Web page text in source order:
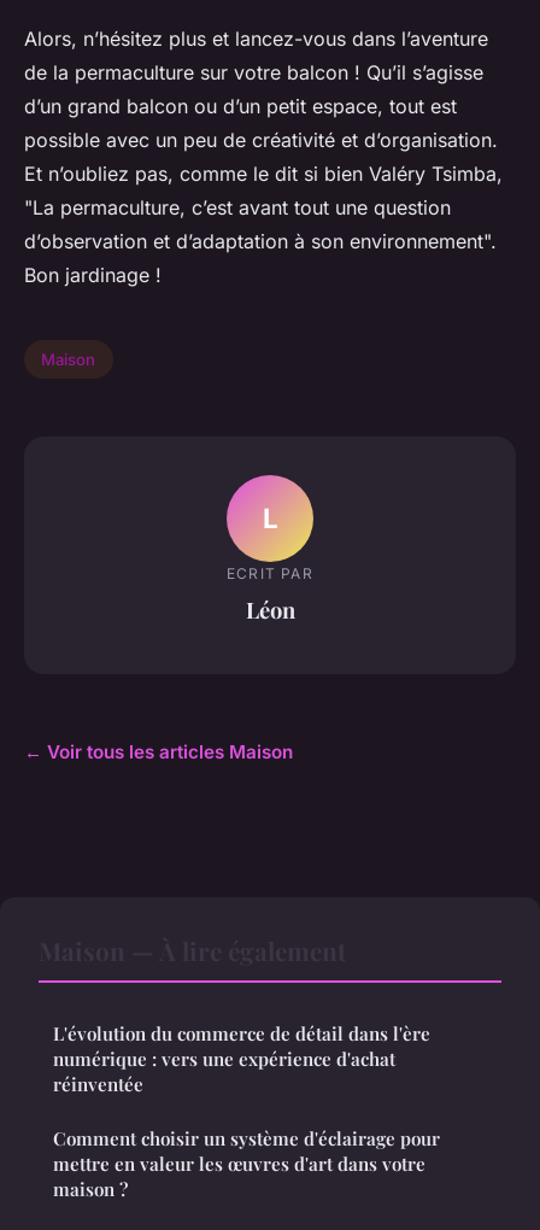
Alors, n’hésitez plus et lancez-vous dans l’aventure
de la permaculture sur votre balcon ! Qu’il s’agisse
d’un grand balcon ou d’un petit espace, tout est
possible avec un peu de créativité et d’organisation.
Et n’oubliez pas, comme le dit si bien Valéry Tsimba,
"La permaculture, c’est avant tout une question
d’observation et d’adaptation à son environnement".
Bon jardinage !
Maison
L
ECRIT PAR
Léon
← Voir tous les articles Maison
L'évolution du commerce de détail dans l'ère
numérique : vers une expérience d'achat
réinventée
Comment choisir un système d'éclairage pour
mettre en valeur les œuvres d'art dans votre
maison ?